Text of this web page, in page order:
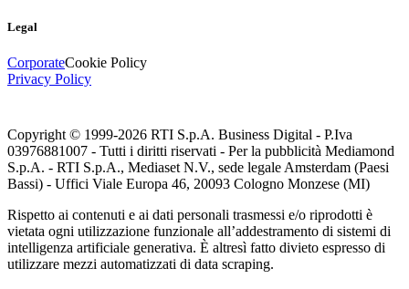
Legal
CorporateCookie Policy
Privacy Policy
Copyright © 1999-2026 RTI S.p.A. Business Digital - P.Iva
03976881007 - Tutti i diritti riservati - Per la pubblicità Mediamond
S.p.A. - RTI S.p.A., Mediaset N.V., sede legale Amsterdam (Paesi
Bassi) - Uffici Viale Europa 46, 20093 Cologno Monzese (MI)
Rispetto ai contenuti e ai dati personali trasmessi e/o riprodotti è
vietata ogni utilizzazione funzionale all’addestramento di sistemi di
intelligenza artificiale generativa. È altresì fatto divieto espresso di
utilizzare mezzi automatizzati di data scraping.